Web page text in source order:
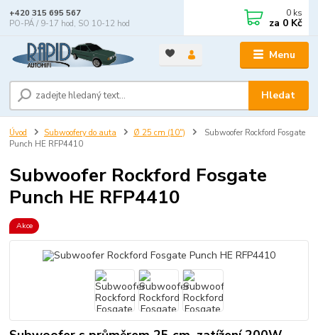
Menu
Hledat
+420 315 695 567
PO-PÁ / 9-17 hod, SO 10-12 hod
0 ks
za 0 Kč
Úvod Subwoofery do auta Ø 25 cm (10")
Subwoofer Rockford Fosgate
Punch HE RFP4410
Subwoofer Rockford Fosgate
Punch HE RFP4410
Akce